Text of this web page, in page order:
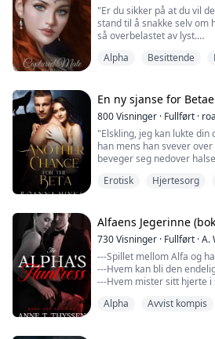
"Er du sikker på at du vil
stand til å snakke selv om
så overbelastet av lyst.
Hjernen min må også
min egen pisking eller
enhver straff ville være
Alpha Besittende
En ny sjanse for
800Visninger · Fullført ·
"Elskling, jeg kan lukte
han mens han svever
beveger seg nedover
"Theo, vær så snill..." sier
Jeg kan føle smilet på
over halsen min.
"Jeg vet at du vil ha meg,
Han flytter begge
hans omslutter meg, noe
Erotisk Hjertesorg
Alfaens Jegerinne
730Visninger · Fullført ·A.
---Spillet mellom Alfa og
---Hvem kan bli den
---Hvem mister sitt hjerte i
"Du vet, du har aldri
Alpha Avvist kompis